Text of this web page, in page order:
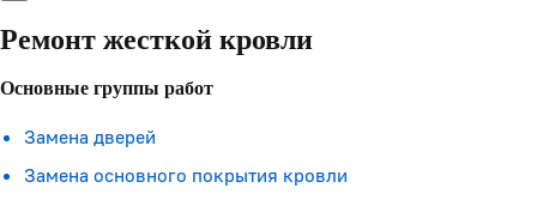
Ремонт жесткой кровли
Основные группы работ
Замена дверей
Замена основного покрытия кровли